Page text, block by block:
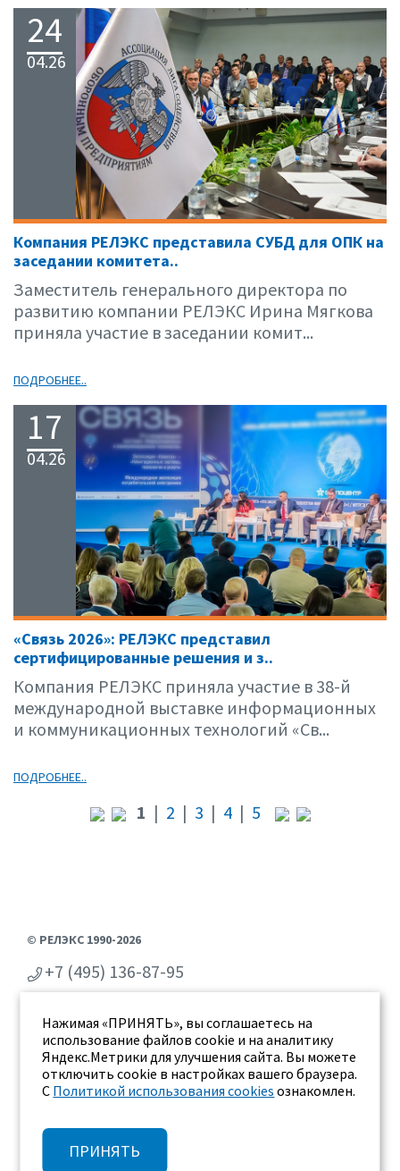
24
04.26
Компания РЕЛЭКС представила СУБД для ОПК на
заседании комитета..
Заместитель генерального директора по
развитию компании РЕЛЭКС Ирина Мягкова
приняла участие в заседании комит...
ПОДРОБНЕЕ..
17
04.26
«Связь 2026»: РЕЛЭКС представил
сертифицированные решения и з..
Компания РЕЛЭКС приняла участие в 38-й
международной выставке информационных
и коммуникационных технологий «Св...
ПОДРОБНЕЕ..
1 | 2 | 3 | 4| 5
Нажимая «ПРИНЯТЬ», вы соглашаетесь на
использование файлов cookie и на аналитику
Яндекс.Метрики для улучшения сайта. Вы можете
отключить cookie в настройках вашего браузера.
С Политикой использования cookies ознакомлен.
ПРИНЯТЬ
© РЕЛЭКС 1990-2026
+7 (495) 136-87-95
г. Воронеж, ул. Бахметьева 2Б